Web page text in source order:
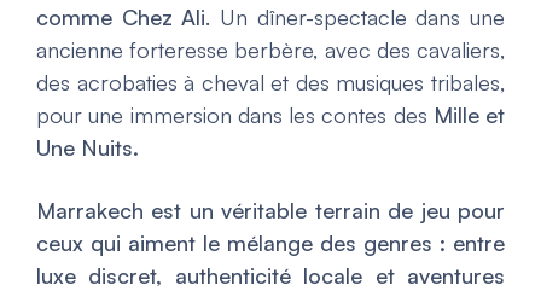
comme Chez Ali. Un dîner-spectacle dans une
ancienne forteresse berbère, avec des cavaliers,
des acrobaties à cheval et des musiques tribales,
pour une immersion dans les contes des Mille et
Une Nuits.
Marrakech est un véritable terrain de jeu pour
ceux qui aiment le mélange des genres : entre
luxe discret, authenticité locale et aventures